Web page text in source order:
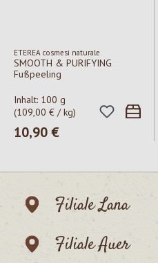
ETEREA cosmesi naturale
SMOOTH & PURIFYING
Fußpeeling
Inhalt: 100 g
(109,00 € / kg)
Regulärer Preis:
10,90 €
Filiale Lana
Filiale Auer